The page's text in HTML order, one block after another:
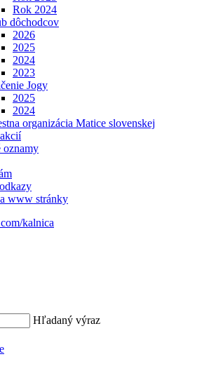
Rok 2024
dôchodcov
2026
2025
2024
2023
Jogy
2025
2024
organizácia Matice slovenskej
oznamy
www stránky
kalnica
Hľadaný výraz